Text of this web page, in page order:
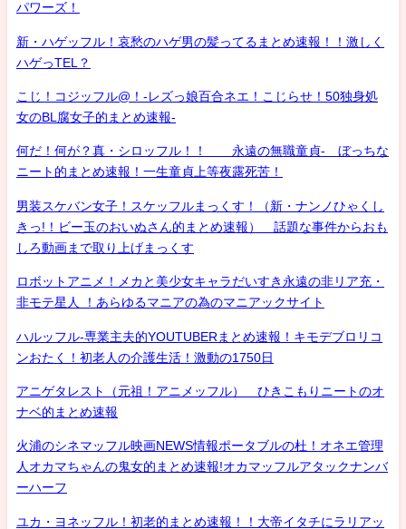
パワーズ！
新・ハゲッフル！哀愁のハゲ男の髪ってるまとめ速報！！激しく
ハゲっTEL？
こじ！コジッフル@！-レズっ娘百合ネエ！こじらせ！50独身処
女のBL腐女子的まとめ速報-
何だ！何が？真・シロッフル！！ 永遠の無職童貞- ぼっちな
ニート的まとめ速報！一生童貞上等夜露死苦！
男装スケバン女子！スケッフルまっくす！（新・ナンノひゃくし
きっ!！ビー玉のおいぬさん的まとめ速報） 話題な事件からおも
しろ動画まで取り上げまっくす
ロボットアニメ！メカと美少女キャラだいすき永遠の非リア充・
非モテ星人 ！あらゆるマニアの為のマニアックサイト
ハルッフル-専業主夫的YOUTUBERまとめ速報！キモデブロリコ
ンおたく！初老人の介護生活！激動の1750日
アニゲタレスト（元祖！アニメッフル） ひきこもりニートのオ
ナベ的まとめ速報
火浦のシネマッフル映画NEWS情報ポータブルの杜！オネエ管理
人オカマちゃんの鬼女的まとめ速報!オカマッフルアタックナンバ
ーハーフ
ユカ・ヨネッフル！初老的まとめ速報！！大帝イタチにラリアッ